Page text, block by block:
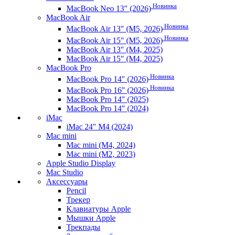
MacBook Neo 13" (2026) Новинка
MacBook Air
MacBook Air 13" (M5, 2026) Новинка
MacBook Air 15" (M5, 2026) Новинка
MacBook Air 13" (M4, 2025)
MacBook Air 15" (M4, 2025)
MacBook Pro
MacBook Pro 14" (2026) Новинка
MacBook Pro 16" (2026) Новинка
MacBook Pro 14" (2025)
MacBook Pro 14" (2024)
iMac
iMac 24" M4 (2024)
Mac mini
Mac mini (M4, 2024)
Mac mini (M2, 2023)
Apple Studio Display
Mac Studio
Аксессуары
Pencil
Трекер
Клавиатуры Apple
Мышки Apple
Трекпады